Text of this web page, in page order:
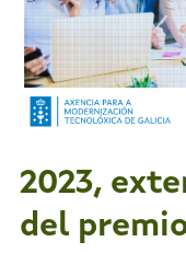
2023,
del